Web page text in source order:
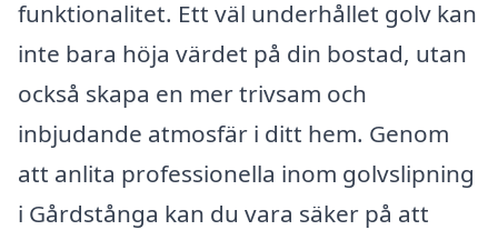
funktionalitet. Ett väl underhållet golv kan
inte bara höja värdet på din bostad, utan
också skapa en mer trivsam och
inbjudande atmosfär i ditt hem. Genom
att anlita professionella inom golvslipning
i Gårdstånga kan du vara säker på att